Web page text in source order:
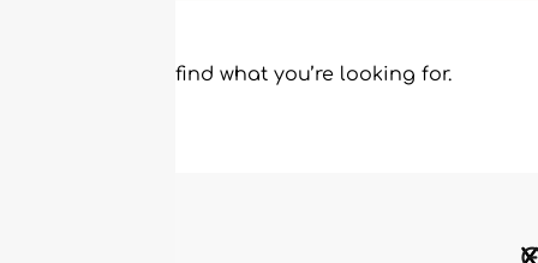
It seems we can’t find what you’re looking for.